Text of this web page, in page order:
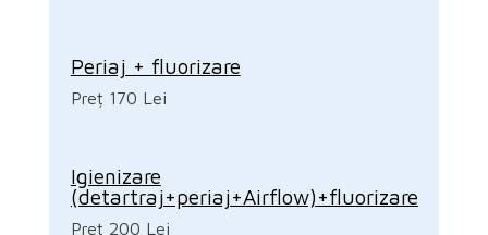
Periaj + fluorizare
Preț 170 Lei
Igienizare
(detartraj+periaj+Airflow)+fluorizare
Preț 200 Lei